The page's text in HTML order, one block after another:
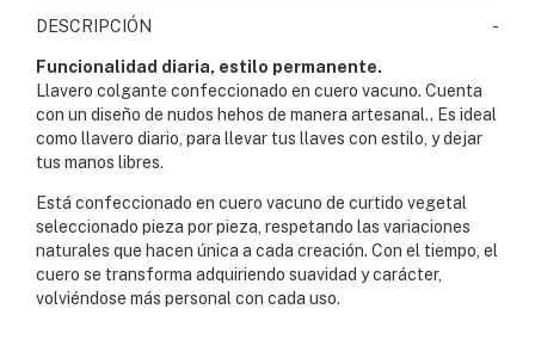
DESCRIPCIÓN -
Funcionalidad diaria, estilo permanente.
Llavero colgante confeccionado en cuero vacuno. Cuenta
con un diseño de nudos hehos de manera artesanal.. Es ideal
como llavero diario, para llevar tus llaves con estilo, y dejar
tus manos libres.
Está confeccionado en cuero vacuno de curtido vegetal
seleccionado pieza por pieza, respetando las variaciones
naturales que hacen única a cada creación. Con el tiempo, el
cuero se transforma adquiriendo suavidad y carácter,
volviéndose más personal con cada uso.